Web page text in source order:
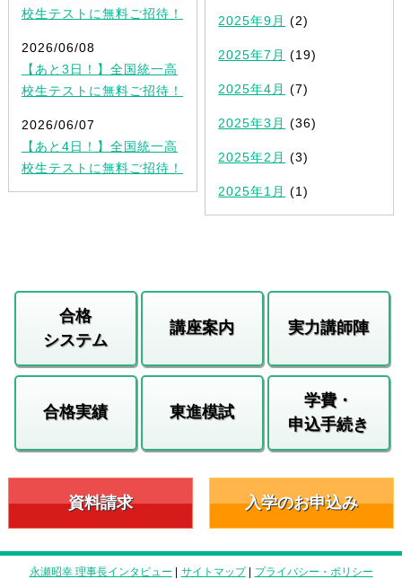
校生テストに無料ご招待！
2026/06/08
【あと3日！】全国統一高
校生テストに無料ご招待！
2026/06/07
【あと4日！】全国統一高
校生テストに無料ご招待！
2025年9月 (2)
2025年7月 (19)
2025年4月 (7)
2025年3月 (36)
2025年2月 (3)
2025年1月 (1)
合格
システム
講座案内 実力講師陣
合格実績 東進模試
学費・
申込手続き
資料請求 入学のお申込み
永瀬昭幸 理事長インタビュー | サイトマップ| プライバシー・ポリシー